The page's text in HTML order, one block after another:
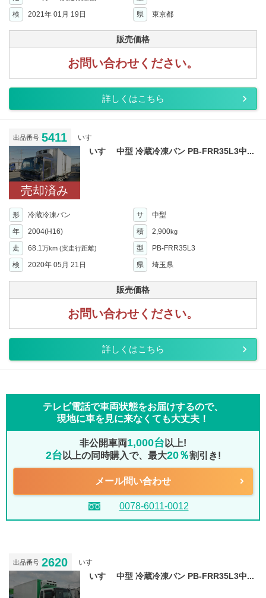
検
2021年 01月 19日 県 東京都
販売価格
お問い合わせください。
詳しくはこちら
出品番号 5411 いすゞ
売却済み
いすゞ 中型 冷蔵冷凍バン PB-FRR35L3中...
形 冷蔵冷凍バン サ
中型
年
2004(H16) 積 2,900kg
走 68.1万km (実走行距離) 型
PB-FRR35L3
検
2020年 05月 21日 県 埼玉県
販売価格
お問い合わせください。
詳しくはこちら
テレビ電話で車両状態をお届けするので、
現地に車を見に来なくても大丈夫！
非公開車両1,000台 以上!
2台 以上の同時購入で、最大20％割引き!
メール問い合わせ
0078-6011-0012
出品番号 2620 いすゞ
いすゞ 中型 冷蔵冷凍バン PB-FRR35L3中...